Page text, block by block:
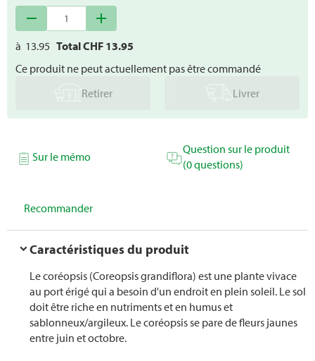
remove add
à 13.95 Total CHF 13.95
Ce produit ne peut actuellement pas être commandé
Retirer
Livrer
Sur le mémo
Question sur le produit
(0 questions)
Recommander
Caractéristiques du produit
Le coréopsis (Coreopsis grandiflora) est une plante vivace
au port érigé qui a besoin d'un endroit en plein soleil. Le sol
doit être riche en nutriments et en humus et
sablonneux/argileux. Le coréopsis se pare de fleurs jaunes
entre juin et octobre.